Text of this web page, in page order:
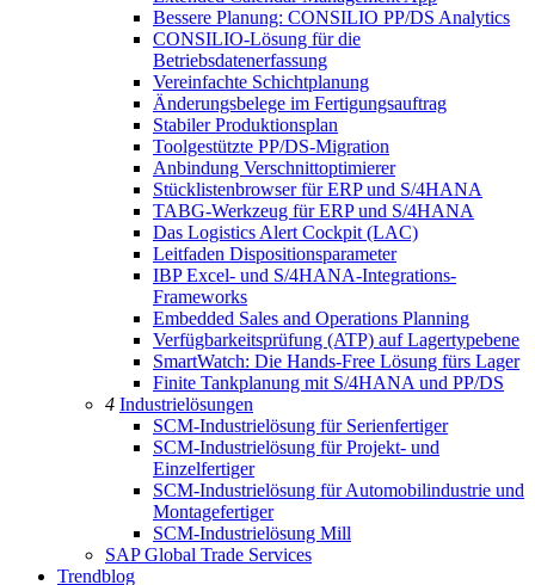
Bessere Planung: CONSILIO PP/DS Analytics
CONSILIO-Lösung für die
Betriebsdatenerfassung
Vereinfachte Schichtplanung
Änderungsbelege im Fertigungsauftrag
Stabiler Produktionsplan
Toolgestützte PP/DS-Migration
Anbindung Verschnittoptimierer
Stücklistenbrowser für ERP und S/4HANA
TABG-Werkzeug für ERP und S/4HANA
Das Logistics Alert Cockpit (LAC)
Leitfaden Dispositionsparameter
IBP Excel- und S/4HANA-Integrations-
Frameworks
Embedded Sales and Operations Planning
Verfügbarkeitsprüfung (ATP) auf Lagertypebene
SmartWatch: Die Hands-Free Lösung fürs Lager
Finite Tankplanung mit S/4HANA und PP/DS
4 Industrielösungen
SCM-Industrielösung für Serienfertiger
SCM-Industrielösung für Projekt- und
Einzelfertiger
SCM-Industrielösung für Automobilindustrie und
Montagefertiger
SCM-Industrielösung Mill
SAP Global Trade Services
Trendblog